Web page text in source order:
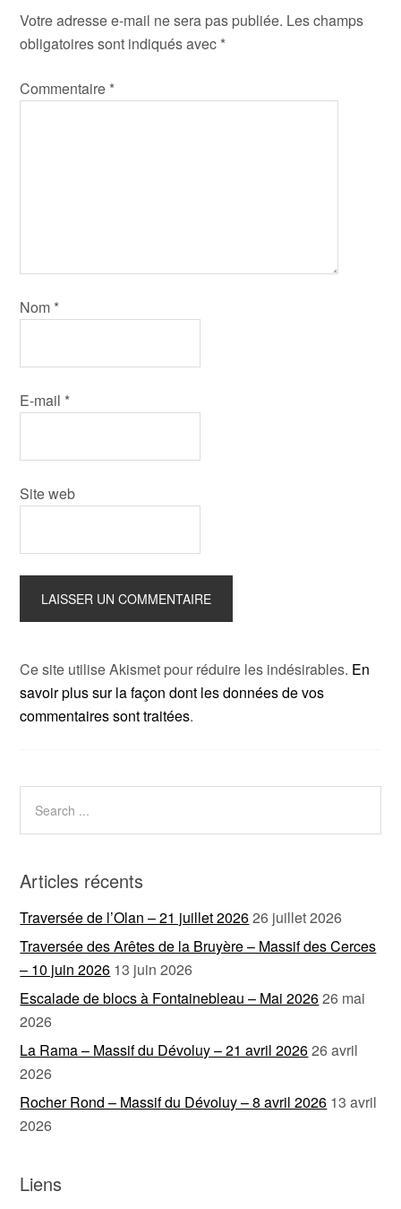
Votre adresse e-mail ne sera pas publiée. Les champs
obligatoires sont indiqués avec *
Commentaire *
Nom *
E-mail *
Site web
Ce site utilise Akismet pour réduire les indésirables. En
savoir plus sur la façon dont les données de vos
commentaires sont traitées.
Articles récents
Traversée de l’Olan – 21 juillet 202626 juillet 2026
Traversée des Arêtes de la Bruyère – Massif des Cerces
– 10 juin 2026 13 juin 2026
Escalade de blocs à Fontainebleau – Mai 202626 mai
2026
La Rama – Massif du Dévoluy – 21 avril 202626 avril
2026
Rocher Rond – Massif du Dévoluy – 8 avril 2026 13 avril
2026
Liens